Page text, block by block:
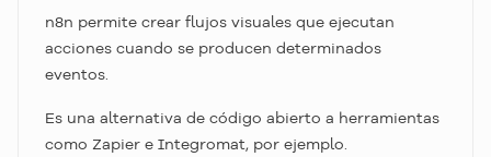
n8n permite crear flujos visuales que ejecutan
acciones cuando se producen determinados
eventos.
Es una alternativa de código abierto a herramientas
como Zapier e Integromat, por ejemplo.